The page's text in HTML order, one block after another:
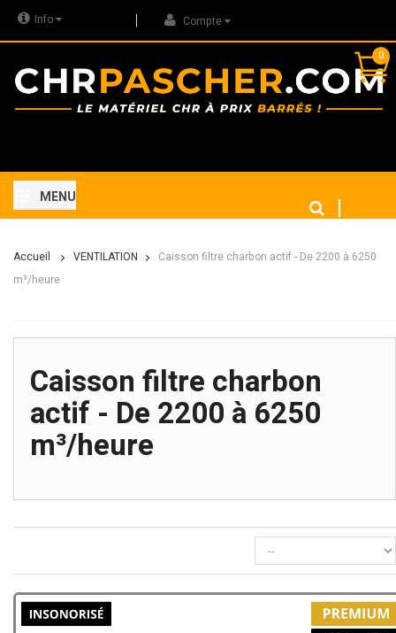
Info Compte
0
MENU
Accueil VENTILATION
Caisson filtre charbon actif - De 2200 à 6250
m³/heure
Caisson filtre charbon
actif - De 2200 à 6250
m³/heure